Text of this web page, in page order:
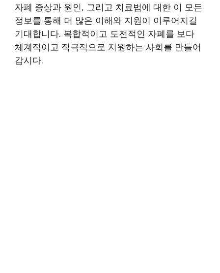
자폐 증상과 원인, 그리고 치료법에 대한 이 모든
정보를 통해 더 많은 이해와 지원이 이루어지길
기대합니다. 복합적이고 도전적인 자폐를 보다
체계적이고 적극적으로 지원하는 사회를 만들어
갑시다.